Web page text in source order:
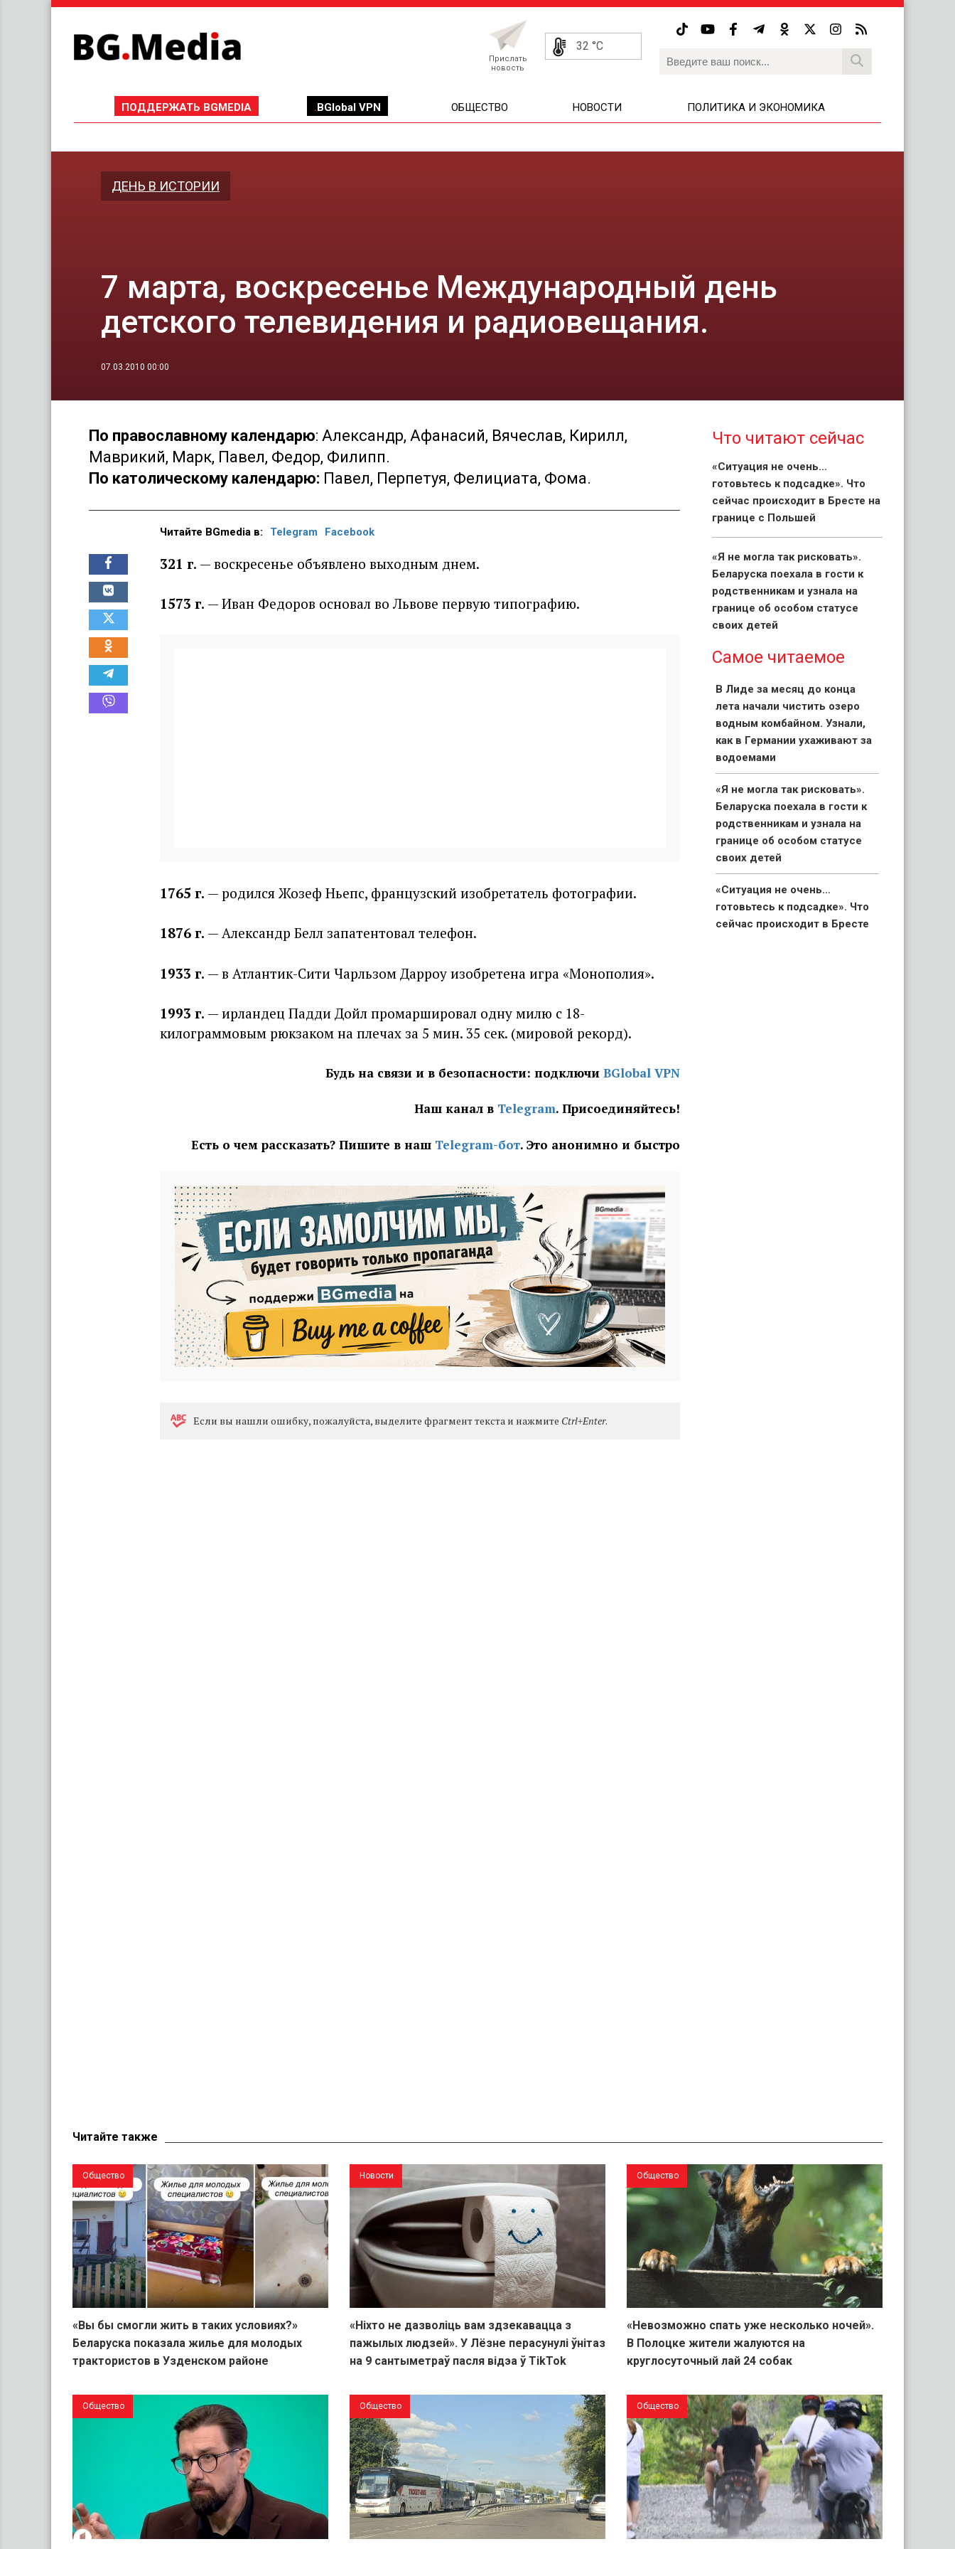
Прислать
новость
32 °C
ПОДДЕРЖАТЬ BGMEDIA BGlobal VPN ОБЩЕСТВО НОВОСТИ ПОЛИТИКА И ЭКОНОМИКА
ДЕНЬ В ИСТОРИИ
7 марта, воскресенье Международный день
детского телевидения и радиовещания.
07.03.2010 00:00
По православному календарю: Александр, Афанасий, Вячеслав, Кирилл,
Маврикий, Марк, Павел, Федор, Филипп.
По католическому календарю: Павел, Перпетуя, Фелициата, Фома.
Читайте BGmedia в: Telegram Facebook
321 г. — воскресенье объявлено выходным днем.
1573 г. — Иван Федоров основал во Львове первую типографию.
1765 г. — родился Жозеф Ньепс, французский изобретатель фотографии.
1876 г. — Александр Белл запатентовал телефон.
1933 г. — в Атлантик-Сити Чарльзом Дарроу изобретена игра «Монополия».
1993 г. — ирландец Падди Дойл промаршировал одну милю с 18-
килограммовым рюкзаком на плечах за 5 мин. 35 сек. (мировой рекорд).
Будь на связи и в безопасности: подключи BGlobal VPN
Наш канал в Telegram. Присоединяйтесь!
Есть о чем рассказать? Пишите в наш Telegram-бот. Это анонимно и быстро
Eсли вы нашли ошибку, пожалуйста, выделите фрагмент текста и нажмите Ctrl+Enter.
Что читают сейчас
«Ситуация не очень…
готовьтесь к подсадке». Что
сейчас происходит в Бресте на
границе с Польшей
«Я не могла так рисковать».
Беларуска поехала в гости к
родственникам и узнала на
границе об особом статусе
своих детей
Самое читаемое
В Лиде за месяц до конца
лета начали чистить озеро
водным комбайном. Узнали,
как в Германии ухаживают за
водоемами
«Я не могла так рисковать».
Беларуска поехала в гости к
родственникам и узнала на
границе об особом статусе
своих детей
«Ситуация не очень…
готовьтесь к подсадке». Что
сейчас происходит в Бресте
Читайте также
Общество
«Вы бы смогли жить в таких условиях?»
Беларуска показала жилье для молодых
трактористов в Узденском районе
Новости
«Ніхто не дазволіць вам здзекавацца з
пажылых людзей». У Лёзне перасунулі ўнітаз
на 9 сантыметраў пасля відэа ў TikTok
Общество
«Невозможно спать уже несколько ночей».
В Полоцке жители жалуются на
круглосуточный лай 24 собак
Общество Общество Общество